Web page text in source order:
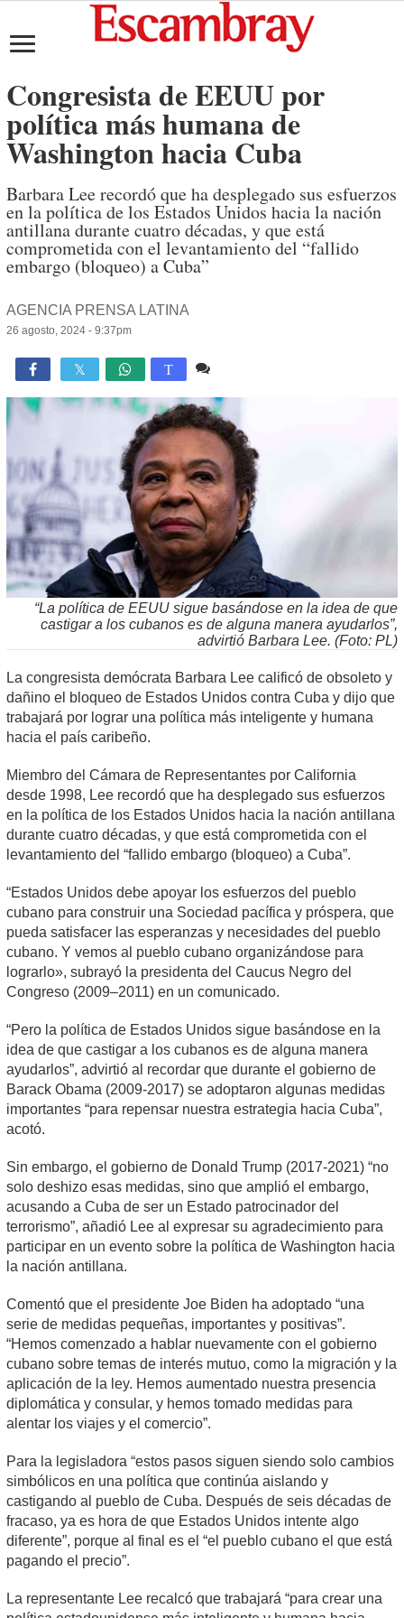
Congresista de EEUU por
política más humana de
Washington hacia Cuba
Barbara Lee recordó que ha desplegado sus esfuerzos
en la política de los Estados Unidos hacia la nación
antillana durante cuatro décadas, y que está
comprometida con el levantamiento del “fallido
embargo (bloqueo) a Cuba”
AGENCIA PRENSA LATINA
26 agosto, 2024 - 9:37pm
 T
“La política de EEUU sigue basándose en la idea de que
castigar a los cubanos es de alguna manera ayudarlos”,
advirtió Barbara Lee. (Foto: PL)
La congresista demócrata Barbara Lee calificó de obsoleto y
dañino el bloqueo de Estados Unidos contra Cuba y dijo que
trabajará por lograr una política más inteligente y humana
hacia el país caribeño.
Miembro del Cámara de Representantes por California
desde 1998, Lee recordó que ha desplegado sus esfuerzos
en la política de los Estados Unidos hacia la nación antillana
durante cuatro décadas, y que está comprometida con el
levantamiento del “fallido embargo (bloqueo) a Cuba”.
“Estados Unidos debe apoyar los esfuerzos del pueblo
cubano para construir una Sociedad pacífica y próspera, que
pueda satisfacer las esperanzas y necesidades del pueblo
cubano. Y vemos al pueblo cubano organizándose para
lograrlo», subrayó la presidenta del Caucus Negro del
Congreso (2009–2011) en un comunicado.
“Pero la política de Estados Unidos sigue basándose en la
idea de que castigar a los cubanos es de alguna manera
ayudarlos”, advirtió al recordar que durante el gobierno de
Barack Obama (2009-2017) se adoptaron algunas medidas
importantes “para repensar nuestra estrategia hacia Cuba”,
acotó.
Sin embargo, el gobierno de Donald Trump (2017-2021) “no
solo deshizo esas medidas, sino que amplió el embargo,
acusando a Cuba de ser un Estado patrocinador del
terrorismo”, añadió Lee al expresar su agradecimiento para
participar en un evento sobre la política de Washington hacia
la nación antillana.
Comentó que el presidente Joe Biden ha adoptado “una
serie de medidas pequeñas, importantes y positivas”.
“Hemos comenzado a hablar nuevamente con el gobierno
cubano sobre temas de interés mutuo, como la migración y la
aplicación de la ley. Hemos aumentado nuestra presencia
diplomática y consular, y hemos tomado medidas para
alentar los viajes y el comercio”.
Para la legisladora “estos pasos siguen siendo solo cambios
simbólicos en una política que continúa aislando y
castigando al pueblo de Cuba. Después de seis décadas de
fracaso, ya es hora de que Estados Unidos intente algo
diferente”, porque al final es el “el pueblo cubano el que está
pagando el precio”.
La representante Lee recalcó que trabajará “para crear una